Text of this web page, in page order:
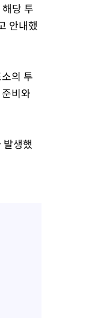
당 투
안내했
의 투
비와
발생했